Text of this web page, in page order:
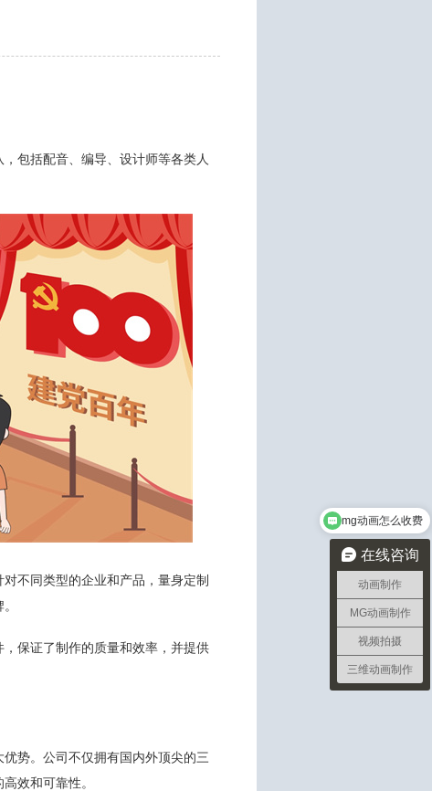
包括配音、编导、设计师等各类人
不同类型的企业和产品，量身定制
保证了制作的质量和效率，并提供
势。公司不仅拥有国内外顶尖的三
效和可靠性。
在线咨询
动画制作
MG动画制作
视频拍摄
三维动画制作
mg动画怎么收费